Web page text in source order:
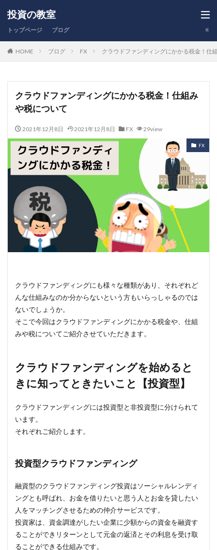
投資の教室
トップページ ブログ
HOME ブログ FX クラウドファンディングにかかる税金！仕
クラウドファンディングにかかる税金！仕組み
や税について
2021年12月8日 2021年12月8日 FX 29view
FX
クラウドファンディングにも様々な種類があり、それぞれど
んな仕組みなのか分からないという方もいらっしゃるのでは
ないでしょうか。
そこで今回はクラウドファンディングにかかる税金や、仕組
みや税についてご紹介させていただきます。
クラウドファンディングを始めると
きに知ってときたいこと【投資型】
クラウドファンディングには投資型と非投資型に分けられて
います。
それぞれご紹介します。
投資型クラウドファンディング
融資型のクラウドファンディング投資はソーシャルレンディ
ングとも呼ばれ、お金を借りたいと思う人とお金を貸したい
人をマッチングさせるための仲介サービスです。
投資家は、資金調達がしたい企業に少額からの資金を融資す
ることができリターンとして元金の返済とその利息を受け取
ることができる仕組みです。